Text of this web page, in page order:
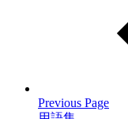
Previous Page